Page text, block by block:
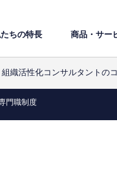
ちの特⻑ 商品・サー
組織活性化コンサルタントの
門職制度